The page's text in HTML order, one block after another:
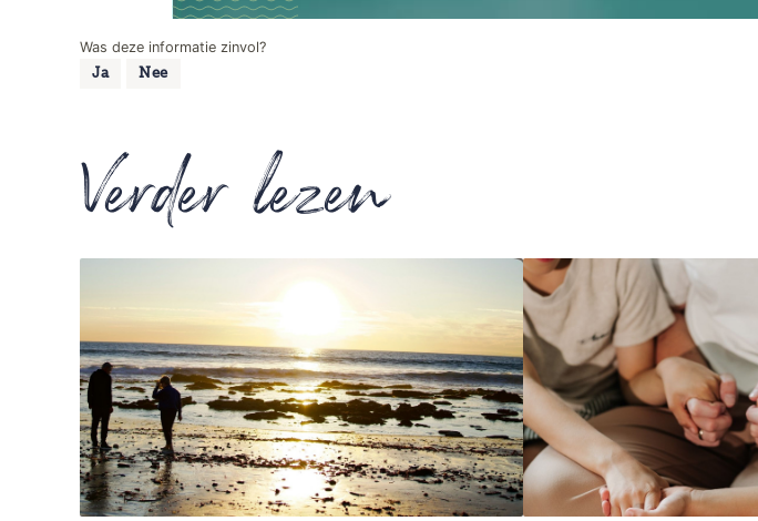
Was deze informatie zinvol?
Ja Nee
Verder lezen